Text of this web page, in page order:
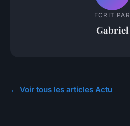
ECRIT PAR
Gabriel
← Voir tous les articles Actu